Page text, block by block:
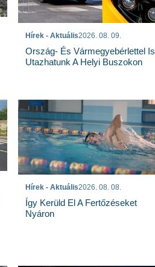
Hírek - Aktuális2026. 08. 09.
Ország- És Vármegyebérlettel Is
Utazhatunk A Helyi Buszokon
Hírek - Aktuális2026. 08. 08.
Így Kerüld El A Fertőzéseket
Nyáron